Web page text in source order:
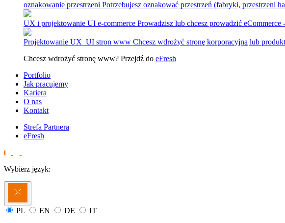
oznakowanie przestrzeni Potrzebujesz oznakować przestrzeń (fabryki, przestrzeni
UX i projektowanie UI e-commerce Prowadzisz lub chcesz prowadzić
Projektowanie UX_UI stron www Chcesz wdrożyć stronę korporacyjną lub
Chcesz wdrożyć stronę www? Przejdź do eFresh
Portfolio
Jak pracujemy
Kariera
O nas
Kontakt
Strefa Partnera
eFresh
Wybierz język:
PL EN DE IT